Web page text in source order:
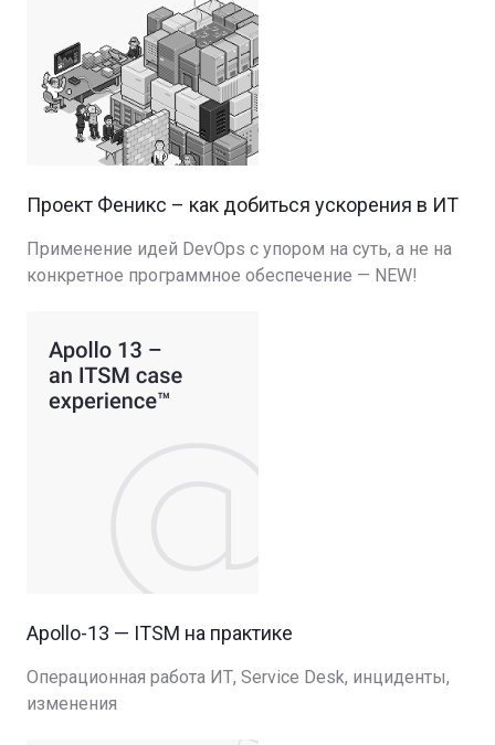
Проект Феникс – как добиться ускорения в ИТ
Применение идей DevOps с упором на суть, а не на
конкретное программное обеспечение — NEW!
Apollo-13 — ITSM на практике
Операционная работа ИТ, Service Desk, инциденты,
изменения